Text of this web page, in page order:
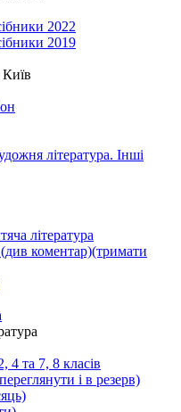
2022
2019
література. Інші
література
коментар)(тримати
4 та 7, 8 класів
і в резерв)